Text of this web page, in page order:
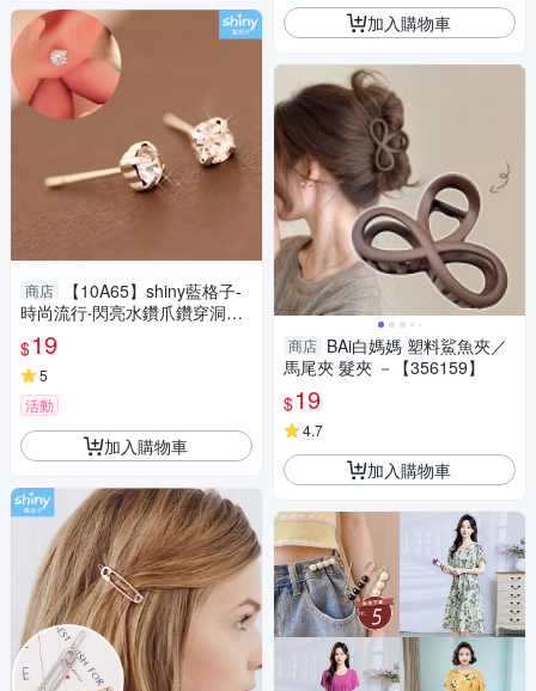
商店
【10A65】shiny藍格子-
時尚流行‧閃亮水鑽爪鑽穿洞式
耳環。
$19
5
活動
加入購物車
加入購物車
商店 BAi白媽媽 塑料鯊魚夾／
馬尾夾 髮夾 －【356159】
$19
4.7
加入購物車